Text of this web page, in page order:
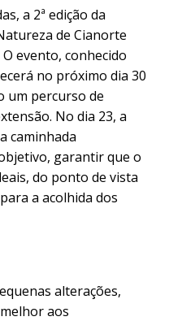
a 2ª edição da
de Cianorte
evento, conhecido
no próximo dia 30
um percurso de
No dia 23, a
caminhada
garantir que o
do ponto de vista
a acolhida dos
alterações,
aos